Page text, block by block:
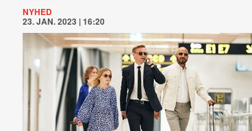
NYHED
23. JAN. 2023 | 16:20